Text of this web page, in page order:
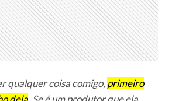
qualquer coisa comigo, primeiro